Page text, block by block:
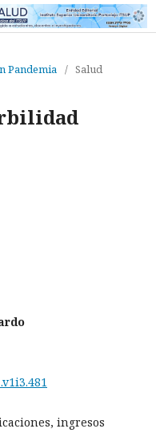
Pandemia / Salud
ingresos